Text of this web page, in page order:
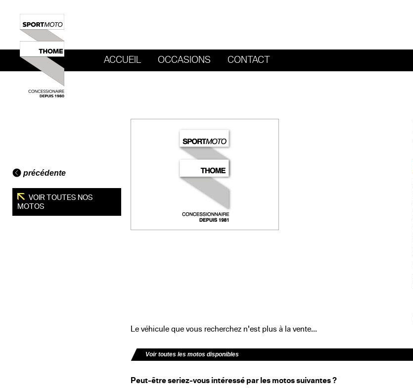
ACCUEIL OCCASIONS CONTACT
précédente
VOIR TOUTES NOS
MOTOS
Le véhicule que vous recherchez n'est plus à la vente...
Voir toutes les motos disponibles
Peut-être seriez-vous intéressé par les motos suivantes ?